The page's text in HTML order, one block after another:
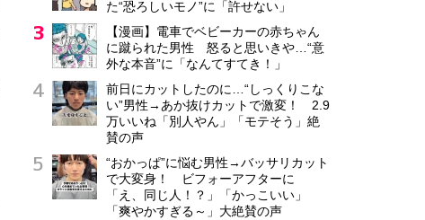
た“恐ろしいモノ”に「許せない」
【漫画】電車でベビーカーの赤ちゃん
に蹴られた男性 怒ると思いきや…“意
外な本音”に「なんてすてき！」
前日にカットしたのに…“しっくりこな
い”男性→あか抜けカットで激変！ 2.9
万いいね「別人やん」「モテそう」絶
賛の声
“おかっぱ”に悩む男性→バッサリカット
で大変身！ ビフォーアフターに
「え、同じ人！？」「かっこいい」
「爽やかすぎる～」大絶賛の声